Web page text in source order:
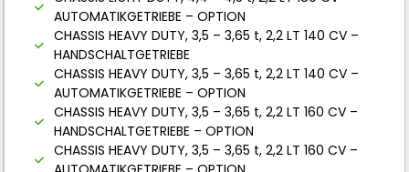
AUTOMATIKGETRIEBE – OPTION
CHASSIS HEAVY DUTY, 3,5 – 3,65 t, 2,2 LT 140 CV –
HANDSCHALTGETRIEBE
CHASSIS HEAVY DUTY, 3,5 – 3,65 t, 2,2 LT 140 CV –
AUTOMATIKGETRIEBE – OPTION
CHASSIS HEAVY DUTY, 3,5 – 3,65 t, 2,2 LT 160 CV –
HANDSCHALTGETRIEBE – OPTION
CHASSIS HEAVY DUTY, 3,5 – 3,65 t, 2,2 LT 160 CV –